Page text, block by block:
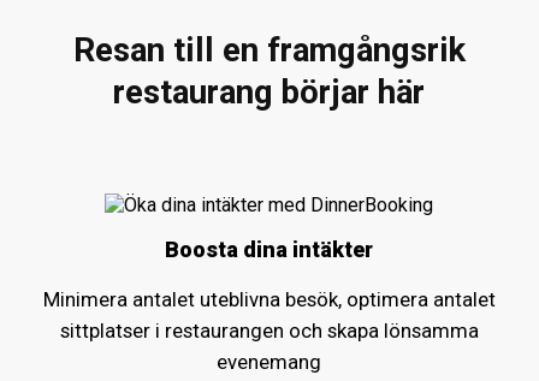
Resan till en framgångsrik
restaurang börjar här
Boosta dina intäkter
Minimera antalet uteblivna besök, optimera antalet
sittplatser i restaurangen och skapa lönsamma
evenemang